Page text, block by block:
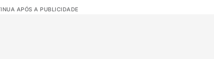
APÓS A PUBLICIDADE